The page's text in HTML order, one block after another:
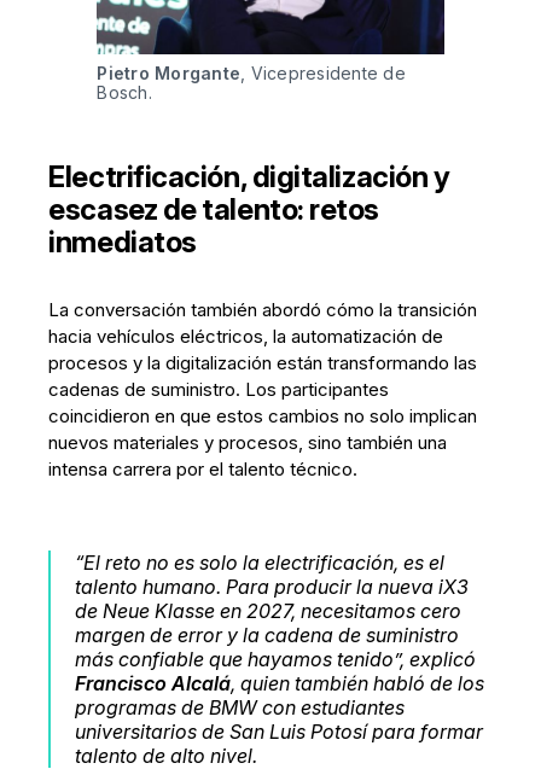
Pietro Morgante , Vicepresidente de
Bosch.
Electrificación, digitalización y
escasez de talento: retos
inmediatos
La conversación también abordó cómo la transición
hacia vehículos eléctricos, la automatización de
procesos y la digitalización están transformando las
cadenas de suministro. Los participantes
coincidieron en que estos cambios no solo implican
nuevos materiales y procesos, sino también una
intensa carrera por el talento técnico.
“El reto no es solo la electrificación, es el
talento humano. Para producir la nueva iX3
de Neue Klasse en 2027, necesitamos cero
margen de error y la cadena de suministro
más confiable que hayamos tenido”, explicó
Francisco Alcalá, quien también habló de los
programas de BMW con estudiantes
universitarios de San Luis Potosí para formar
talento de alto nivel.